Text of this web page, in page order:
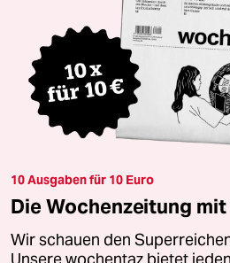
10 Ausgaben für 10 Euro
Die Wochenzeitung
Wir schauen den